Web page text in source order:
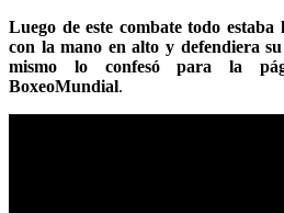
Luego de este combate todo
con la mano en alto y defendiera
mismo lo confesó para la
BoxeoMundial.